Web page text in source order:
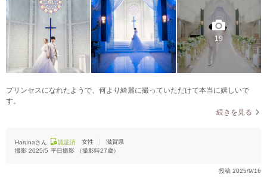
19
プリンセスになれたようで、何より綺麗に撮っていただけて本当に嬉しいで
す。
続きを見る
Harunaさん 認証済 女性
滋賀県
撮影 2025/5 平日撮影 （撮影時27歳）
投稿 2025/9/16